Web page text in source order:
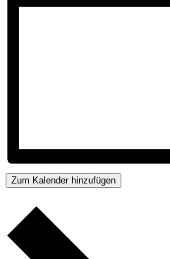
Zum Kalender hinzufügen